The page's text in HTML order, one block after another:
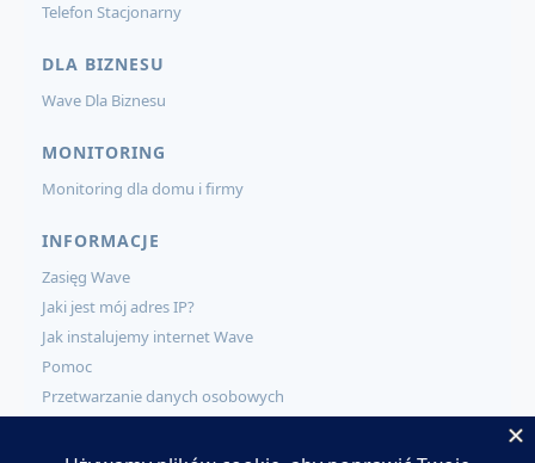
Telefon Stacjonarny
DLA BIZNESU
Wave Dla Biznesu
MONITORING
Monitoring dla domu i firmy
INFORMACJE
Zasięg Wave
Jaki jest mój adres IP?
Jak instalujemy internet Wave
Pomoc
Przetwarzanie danych osobowych